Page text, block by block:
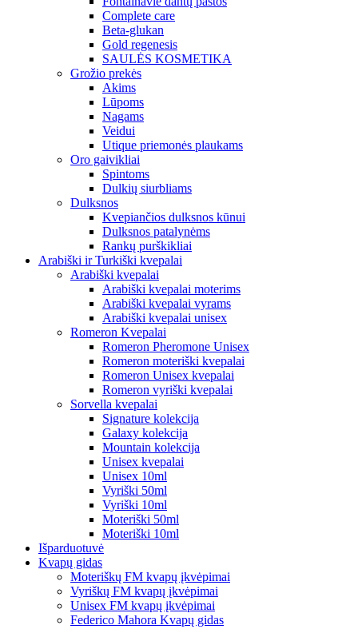
Complete care
Beta-glukan
Gold regenesis
SAULĖS KOSMETIKA
Grožio prekės
Akims
Lūpoms
Nagams
Veidui
Utique priemonės plaukams
Oro gaivikliai
Spintoms
Dulkių siurbliams
Dulksnos
Kvepiančios dulksnos kūnui
Dulksnos patalynėms
Rankų purškikliai
Arabiški ir Turkiški kvepalai
Arabiški kvepalai
Arabiški kvepalai moterims
Arabiški kvepalai vyrams
Arabiški kvepalai unisex
Romeron Kvepalai
Romeron Pheromone Unisex
Romeron moteriški kvepalai
Romeron Unisex kvepalai
Romeron vyriški kvepalai
Sorvella kvepalai
Signature kolekcija
Galaxy kolekcija
Mountain kolekcija
Unisex kvepalai
Unisex 10ml
Vyriški 50ml
Vyriški 10ml
Moteriški 50ml
Moteriški 10ml
Išparduotuvė
Kvapų gidas
Moteriškų FM kvapų įkvėpimai
Vyriškų FM kvapų įkvėpimai
Unisex FM kvapų įkvėpimai
Federico Mahora Kvapų gidas